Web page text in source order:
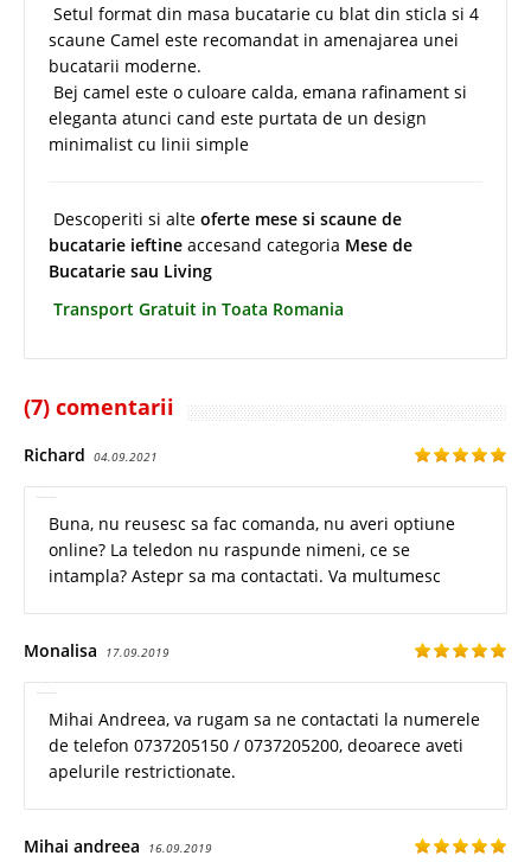
Setul format din masa bucatarie cu blat din sticla si 4
scaune Camel este recomandat in amenajarea unei
bucatarii moderne.
Bej camel este o culoare calda, emana rafinament si
eleganta atunci cand este purtata de un design
minimalist cu linii simple
Descoperiti si alte oferte mese si scaune de
bucatarie ieftine accesand categoria Mese de
Bucatarie sau Living
Transport Gratuit in Toata Romania
(7) comentarii
Richard 04.09.2021
Buna, nu reusesc sa fac comanda, nu averi optiune
online? La teledon nu raspunde nimeni, ce se
intampla? Astepr sa ma contactati. Va multumesc
Monalisa 17.09.2019
Mihai Andreea, va rugam sa ne contactati la numerele
de telefon 0737205150 / 0737205200, deoarece aveti
apelurile restrictionate.
Mihai andreea 16.09.2019